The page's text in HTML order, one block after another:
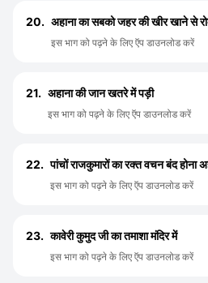
20. अहाना का सबको जहर की खीर खाने से
इस भाग को पढ़ने के लिए ऍप डाउनलोड करें
21. अहाना की जान खतरे में पड़ी
इस भाग को पढ़ने के लिए ऍप डाउनलोड करें
22. पांचों राजकुमारों का रक्त वचन बंद होना
इस भाग को पढ़ने के लिए ऍप डाउनलोड करें
23. कावेरी कुमुद जी का तमाशा मंदिर में
इस भाग को पढ़ने के लिए ऍप डाउनलोड करें